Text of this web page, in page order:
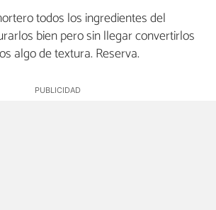
todos los ingredientes del
bien pero sin llegar convertirlos
algo de textura. Reserva.